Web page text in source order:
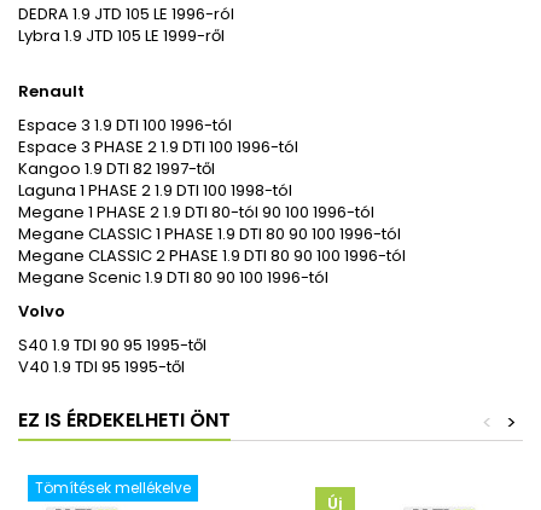
DEDRA 1.9 JTD 105 LE 1996-ról
Lybra 1.9 JTD 105 LE 1999-ről
Renault
Espace 3 1.9 DTI 100 1996-tól
Espace 3 PHASE 2 1.9 DTI 100 1996-tól
Kangoo 1.9 DTI 82 1997-től
Laguna 1 PHASE 2 1.9 DTI 100 1998-tól
Megane 1 PHASE 2 1.9 DTI 80-tól 90 100 1996-tól
Megane CLASSIC 1 PHASE 1.9 DTI 80 90 100 1996-tól
Megane CLASSIC 2 PHASE 1.9 DTI 80 90 100 1996-tól
Megane Scenic 1.9 DTI 80 90 100 1996-tól
Volvo
S40 1.9 TDI 90 95 1995-től
V40 1.9 TDI 95 1995-től
EZ IS ÉRDEKELHETI ÖNT >
<
Tömítések mellékelve
Új